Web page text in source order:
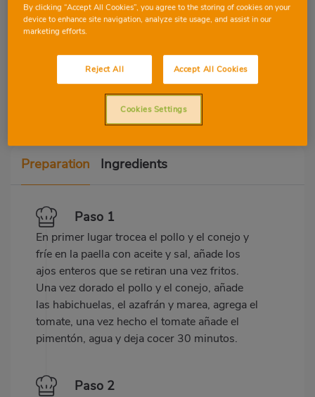
41.20
Protein
23.90
Fat
Preparation Ingredients
Paso 1
En primer lugar trocea el pollo y el conejo y
fríe en la paella con aceite y sal, añade los
ajos enteros que se retiran una vez fritos.
Una vez dorado el pollo y el conejo, añade
las habichuelas, el azafrán y marea, agrega el
tomate, una vez hecho el tomate añade el
pimentón, agua y deja cocer 30 minutos.
Paso 2
By clicking “Accept All Cookies”, you agree to the storing of cookies on your
device to enhance site navigation, analyze site usage, and assist in our
marketing efforts.
Reject All Accept All Cookies
Cookies Settings